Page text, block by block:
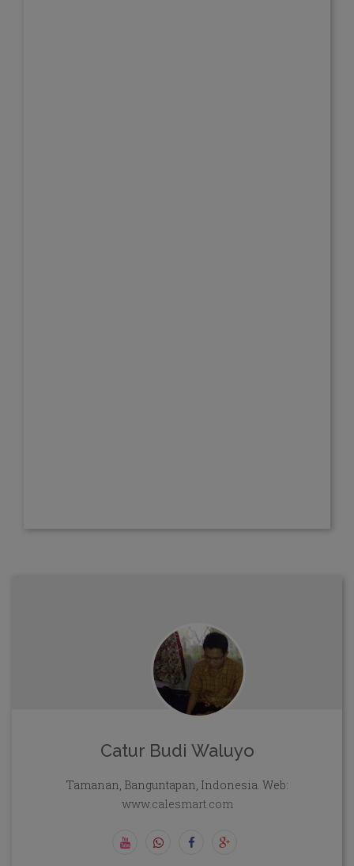
Catur Budi Waluyo
Tamanan, Banguntapan, Indonesia. Web:
www.calesmart.com